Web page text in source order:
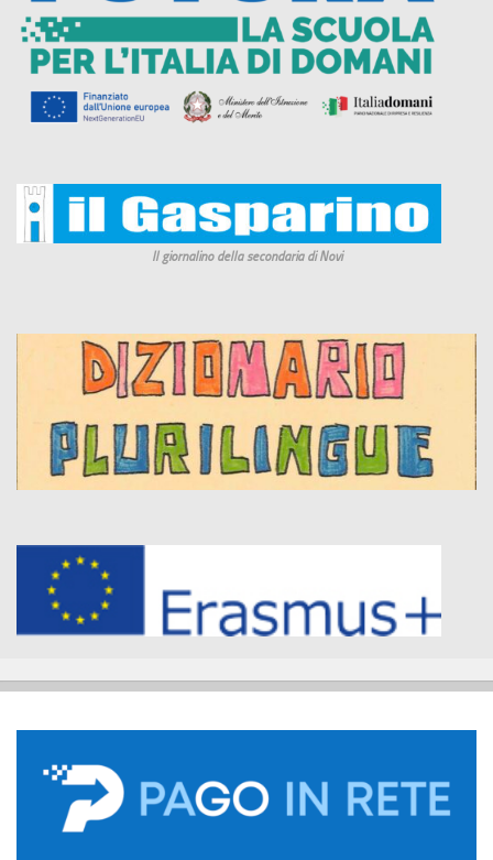
Il giornalino della secondaria di Novi